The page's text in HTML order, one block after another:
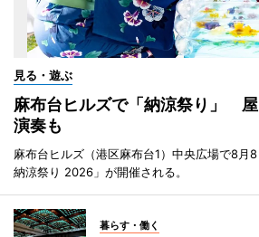
見る・遊ぶ
麻布台ヒルズで「納涼祭り」
演奏も
麻布台ヒルズ（港区麻布台1）中央広場で8月
納涼祭り 2026」が開催される。
暮らす・働く